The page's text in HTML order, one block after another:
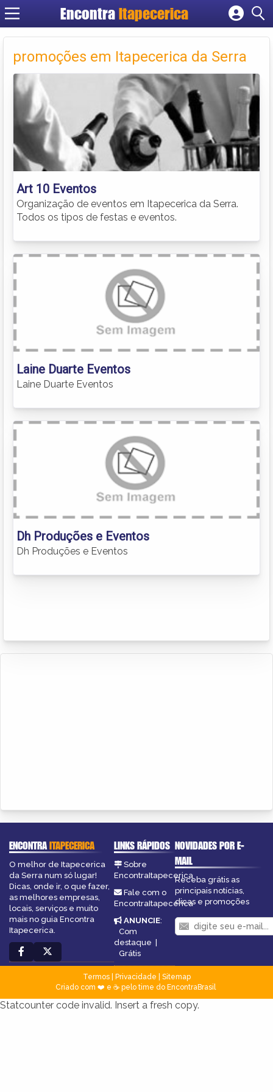
Encontra Itapecerica
Cadastrar empresa
Criar conta
promoções em Itapecerica da Serra
Art 10 Eventos
Organização de eventos em Itapecerica da Serra.
Todos os tipos de festas e eventos.
Laine Duarte Eventos
Laine Duarte Eventos
Dh Produções e Eventos
Dh Produções e Eventos
ENCONTRAITAPECERICA
O melhor de Itapecerica
da Serra num só lugar!
Dicas, onde ir, o que fazer,
as melhores empresas,
locais, serviços e muito
mais no guia Encontra
Itapecerica.
LINKS RÁPIDOS
Sobre
EncontraItapecerica
Fale com o
EncontraItapecerica
ANUNCIE:
Com
destaque |
Grátis
NOVIDADES POR E-
MAIL
Receba grátis as
principais notícias,
dicas e promoções
Termos| Privacidade
Sitemap
Criado com ❤️ e ☕ pelo time do EncontraBrasil
Statcounter code invalid. Insert a fresh copy.